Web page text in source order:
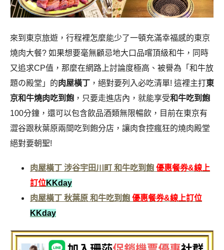
來到東京旅遊，行程裡怎麼能少了一頓充滿幸福感的東京
燒肉大餐? 如果想要毫無顧忌地大口品嚐頂級和牛，同時
又追求CP值，那麼在網路上討論度極高、被譽為「和牛放
題の殿堂」的肉屋橫丁 ，絕對要列入必吃清單! 這裡主打東
京和牛燒肉吃到飽 ，只要走進店內，就能享受和牛吃到飽
100分鐘，還可以包含飲品酒類無限暢飲，目前在東京有
澀谷跟秋葉原兩間吃到飽分店，讓肉食控瘋狂的燒肉殿堂
絕對要朝聖!
肉屋橫丁 涉谷宇田川町 和牛吃到飽 優惠餐券&線上
訂位KKday
肉屋橫丁 秋葉原 和牛吃到飽 優惠餐券&線上訂位
KKday